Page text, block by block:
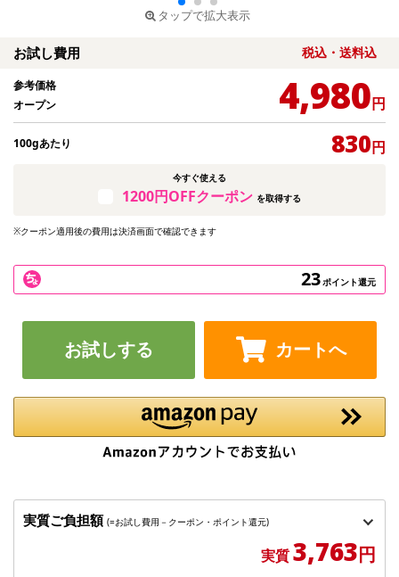
タップで拡大表示
お試し費用 税込・送料込
参考価格
オープン
4,980円
100gあたり 830円
今すぐ使える
1200円OFFクーポン を取得する
※クーポン適用後の費用は決済画面で確認できます
23ポイント還元
お試しする カートへ
実質ご負担額 (=お試し費用－クーポン・ポイント還元)
実質3,763円